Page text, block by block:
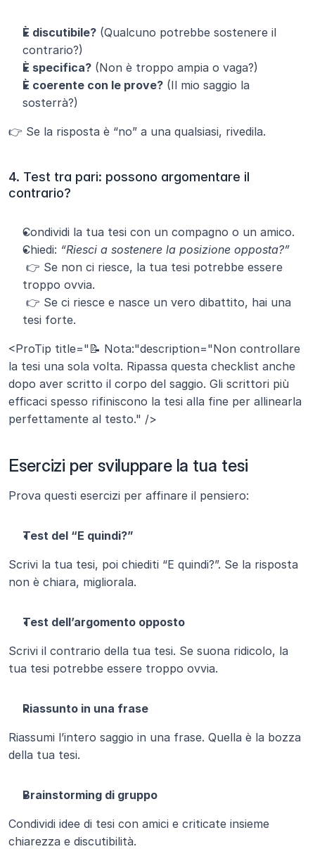
È discutibile? (Qualcuno potrebbe sostenere il
contrario?)
È specifica? (Non è troppo ampia o vaga?)
È coerente con le prove? (Il mio saggio la
sosterrà?)
👉 Se la risposta è “no” a una qualsiasi, rivedila.
4. Test tra pari: possono argomentare il
contrario?
Condividi la tua tesi con un compagno o un amico.
Chiedi: “Riesci a sostenere la posizione opposta?”
troppo ovvia.
tesi forte.
<ProTip title="📝 Nota:"description="Non controllare
la tesi una sola volta. Ripassa questa checklist anche
dopo aver scritto il corpo del saggio. Gli scrittori più
efficaci spesso rifiniscono la tesi alla fine per allinearla
perfettamente al testo." />
Esercizi per sviluppare la tua tesi
Prova questi esercizi per affinare il pensiero:
Test del “E quindi?”
Scrivi la tua tesi, poi chiediti “E quindi?”. Se la risposta
non è chiara, migliorala.
Test dell’argomento opposto
Scrivi il contrario della tua tesi. Se suona ridicolo, la
tua tesi potrebbe essere troppo ovvia.
Riassunto in una frase
Riassumi l’intero saggio in una frase. Quella è la bozza
della tua tesi.
Brainstorming di gruppo
Condividi idee di tesi con amici e criticate insieme
chiarezza e discutibilità.